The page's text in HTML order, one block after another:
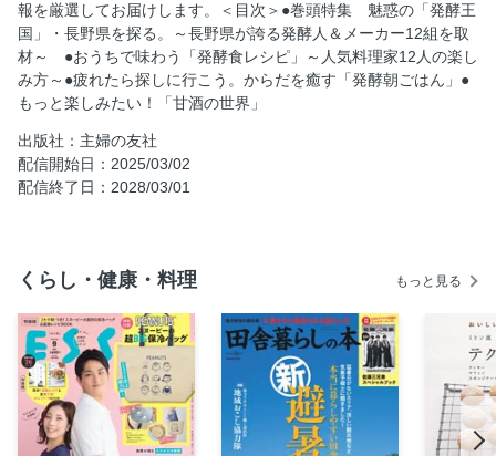
2 しょうゆ 松岡屋醸造場
3 しょうゆ 伊那醤油
4 日本酒 宮坂醸造
5 日本酒 若林醸造
6 ワイン 坂城葡萄醸造
7 ビール ヤッホーブルーイング
8 酢 内堀醸造
11 漬物 マルトウ
12 チーズ アトリエ・ド・フロマージュ
長野の食材を堪能できる注目の宿＆お食事処 創舎 わちが
い
松本十帖
山品
報を厳選してお届けします。＜目次＞●巻頭特集 魅惑の「発酵王
国」・長野県を探る。～長野県が誇る発酵人＆メーカー12組を取
材～ ●おうちで味わう「発酵食レシピ」～人気料理家12人の楽し
み方～●疲れたら探しに行こう。からだを癒す「発酵朝ごはん」●
もっと楽しみたい！「甘酒の世界」
出版社：主婦の友社
配信開始日：2025/03/02
配信終了日：2028/03/01
くらし・健康・料理 もっと見る